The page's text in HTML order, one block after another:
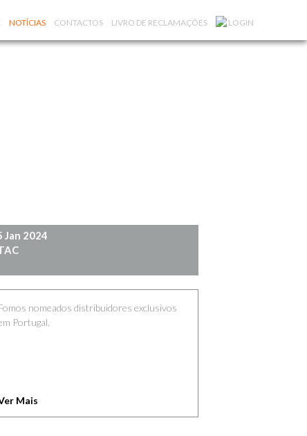
NOTÍCIAS CONTACTOS LIVRO DE RECLAMAÇÕES LOGIN
Jan 2024
nomeados distribuidores exclusivos
Portugal.
Mais